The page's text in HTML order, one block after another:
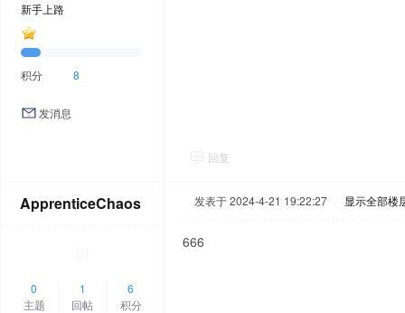
新手上路
积分 8
发消息
回复
ApprenticeChaos
0
主题
1
回帖
6
积分
发表于 2024-4-21 19:22:27 显示全部楼
666